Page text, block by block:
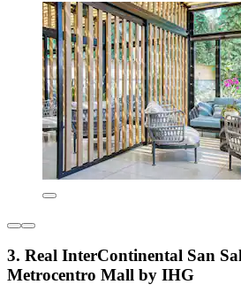
3. Real InterContinental San
Metrocentro Mall by IHG